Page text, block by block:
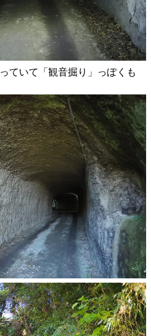
ていて「観音掘り」っぽくも